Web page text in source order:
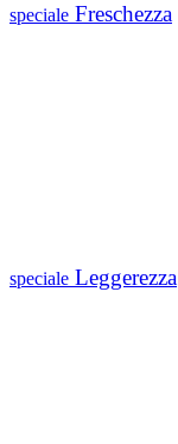
speciale Freschezza
speciale Leggerezza